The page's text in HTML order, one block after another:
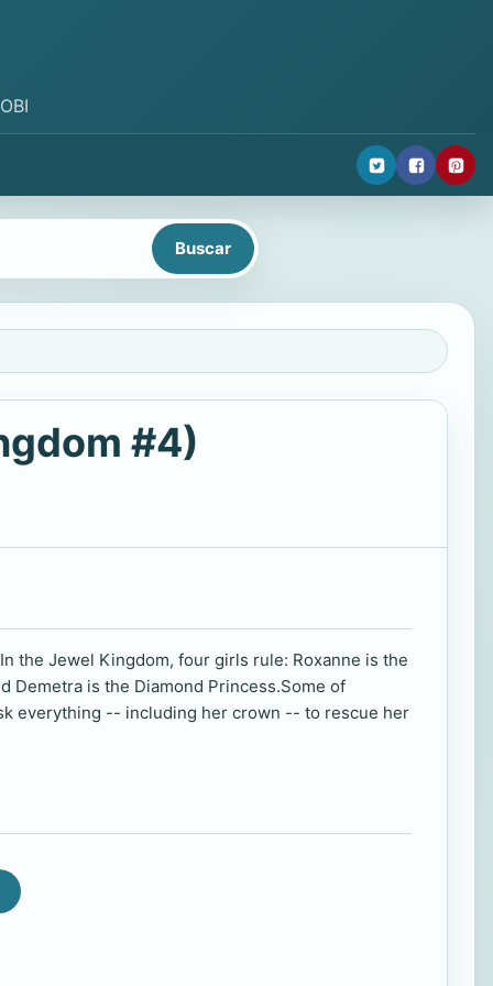
#4)
the Jewel Kingdom, four girls rule: Roxanne is the
Demetra is the Diamond Princess.Some of
everything -- including her crown -- to rescue her